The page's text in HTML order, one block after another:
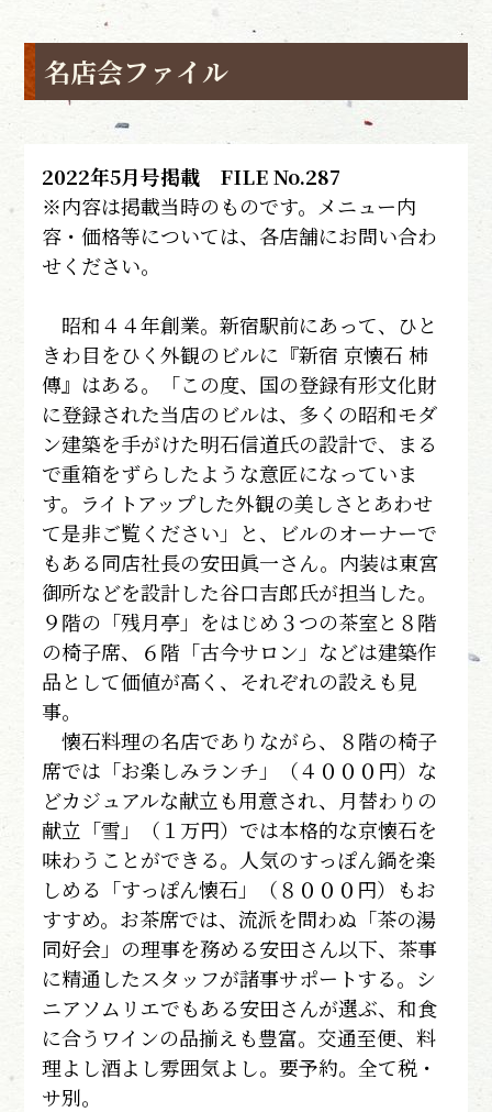
名店会ファイル
2022年5月号掲載 FILE No.287
※内容は掲載当時のものです。メニュー内
容・価格等については、各店舗にお問い合わ
せください。
昭和４４年創業。新宿駅前にあって、ひと
きわ目をひく外観のビルに『新宿 京懐石 柿
傳』はある。「この度、国の登録有形文化財
に登録された当店のビルは、多くの昭和モダ
ン建築を手がけた明石信道氏の設計で、まる
で重箱をずらしたような意匠になっていま
す。ライトアップした外観の美しさとあわせ
て是非ご覧ください」と、ビルのオーナーで
もある同店社長の安田眞一さん。内装は東宮
御所などを設計した谷口吉郎氏が担当した。
９階の「残月亭」をはじめ３つの茶室と８階
の椅子席、６階「古今サロン」などは建築作
品として価値が高く、それぞれの設えも見
事。
懐石料理の名店でありながら、８階の椅子
席では「お楽しみランチ」（４０００円）な
どカジュアルな献立も用意され、月替わりの
献立「雪」（１万円）では本格的な京懐石を
味わうことができる。人気のすっぽん鍋を楽
しめる「すっぽん懐石」（８０００円）もお
すすめ。お茶席では、流派を問わぬ「茶の湯
同好会」の理事を務める安田さん以下、茶事
に精通したスタッフが諸事サポートする。シ
ニアソムリエでもある安田さんが選ぶ、和食
に合うワインの品揃えも豊富。交通至便、料
理よし酒よし雰囲気よし。要予約。全て税・
サ別。